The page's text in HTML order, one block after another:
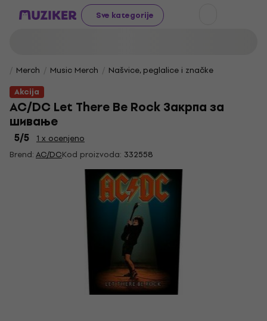
Sve kategorije
Merch Music Merch
Našvice, peglalice i značke
Akcija
AC/DC Let There Be Rock Закрпа за
шивање
5/5
1 x ocenjeno
Brend:AC/DCKod proizvoda: 332558